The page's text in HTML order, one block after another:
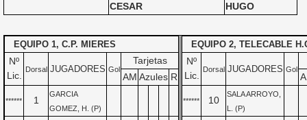
CESAR
HUGO
EQUIPO 1, C.P. MIERES
Nº
Lic.
Dorsal JUGADORES Gol
Tarjetas
AM Azules R
****** 1
GARCIA
GOMEZ, H. (P)
EQUIPO 2, TELECABLE
Nº
Lic.
Dorsal JUGADORES Gol
****** 10
SALA ARROYO,
L. (P)